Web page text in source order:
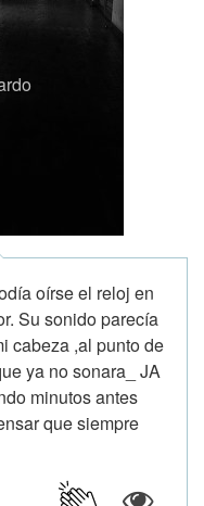
oírse el reloj en
Su sonido parecía
cabeza ,al punto de
ya no sonara_ JA
minutos antes
que siempre